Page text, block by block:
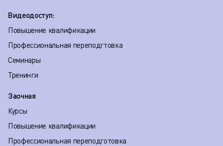
Видеодоступ:
Повышение квалификации
Профессиональная переподгтовка
Семинары
Тренинги
Заочная
Курсы
Повышение квалификации
Профессиональная переподготовка